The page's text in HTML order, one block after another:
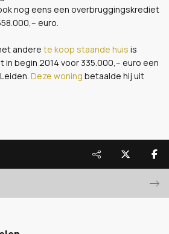
nog eens een overbruggingskrediet
euro.
andere te koop staande huis is
in begin 2014 voor 335.000,-- euro een
Deze woning betaalde hij uit